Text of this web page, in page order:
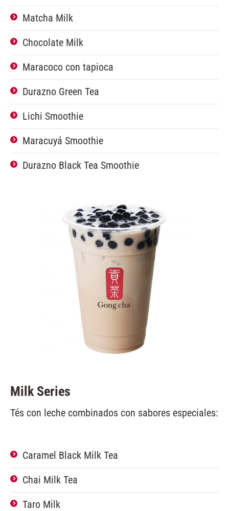
Matcha Milk
Chocolate Milk
Maracoco con tapioca
Durazno Green Tea
Lichi Smoothie
Maracuyá Smoothie
Durazno Black Tea Smoothie
Milk Series
Tés con leche combinados con sabores especiales:
Caramel Black Milk Tea
Chai Milk Tea
Taro Milk